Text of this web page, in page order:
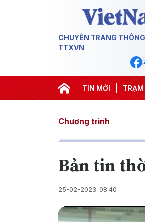
CHUYÊN TRANG
TTXVN
TIN MỚI
nghị Trung ương 3 #APEC 2027
Chương trình
Bản tin
25-02-2023, 08:40